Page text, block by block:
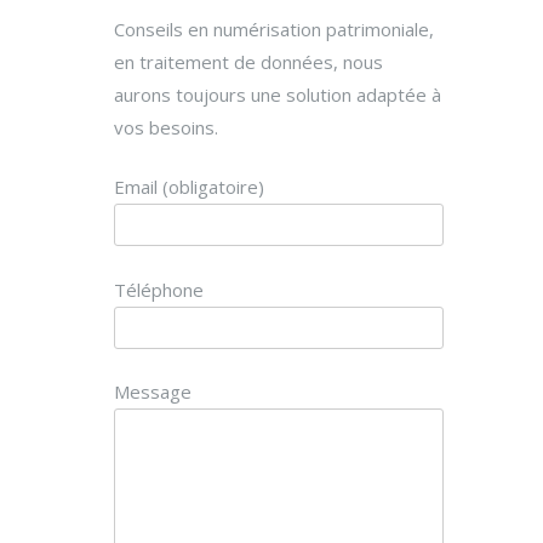
Conseils en numérisation patrimoniale,
en traitement de données, nous
aurons toujours une solution adaptée à
vos besoins.
Email (obligatoire)
Téléphone
Message